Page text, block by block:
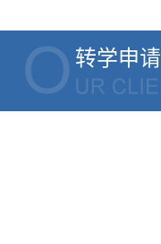
转学申请